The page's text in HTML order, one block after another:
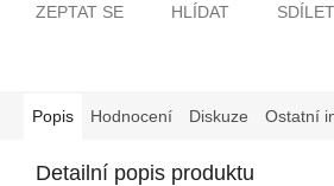
ZEPTAT SE HLÍDAT SDÍLET
Popis Hodnocení Diskuze Ostatní
Detailní popis produktu